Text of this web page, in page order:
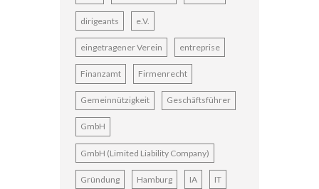
dirigeants e.V.
eingetragener Verein entreprise
Finanzamt Firmenrecht
Gemeinnützigkeit Geschäftsführer
GmbH
GmbH (Limited Liability Company)
Gründung Hamburg IA IT